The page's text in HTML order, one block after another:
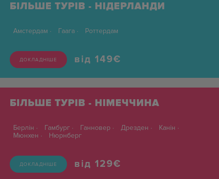
БІЛЬШЕ ТУРІВ - НІДЕРЛАНДИ
Амстердам Гаага Роттердам
ДОКЛАДНІШЕ від 149€
БІЛЬШЕ ТУРІВ - НІМЕЧЧИНА
Берлін Гамбург Ганновер Дрезден
Канін
Мюнхен
Нюрнберг
ДОКЛАДНІШЕ від 129€